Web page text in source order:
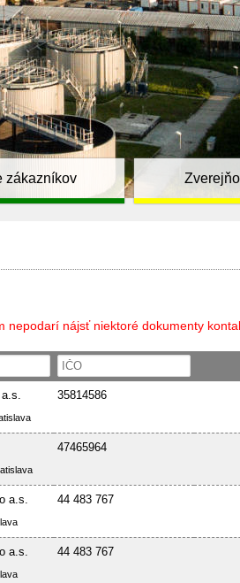
zákazníkov
nepodarí nájsť niektoré dokumenty
35814586
47465964
a.s. 44 483 767
a.s. 44 483 767